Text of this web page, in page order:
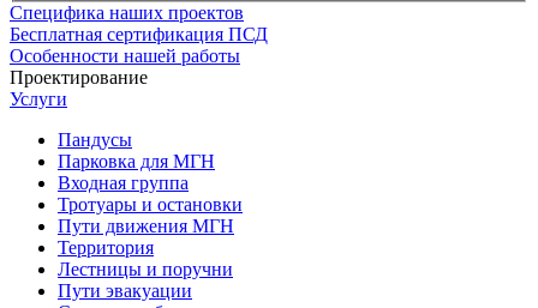
Специфика наших проектов
Бесплатная сертификация ПСД
Особенности нашей работы
Проектирование
Услуги
Пандусы
Парковка для МГН
Входная группа
Тротуары и остановки
Пути движения МГН
Территория
Лестницы и поручни
Пути эвакуации